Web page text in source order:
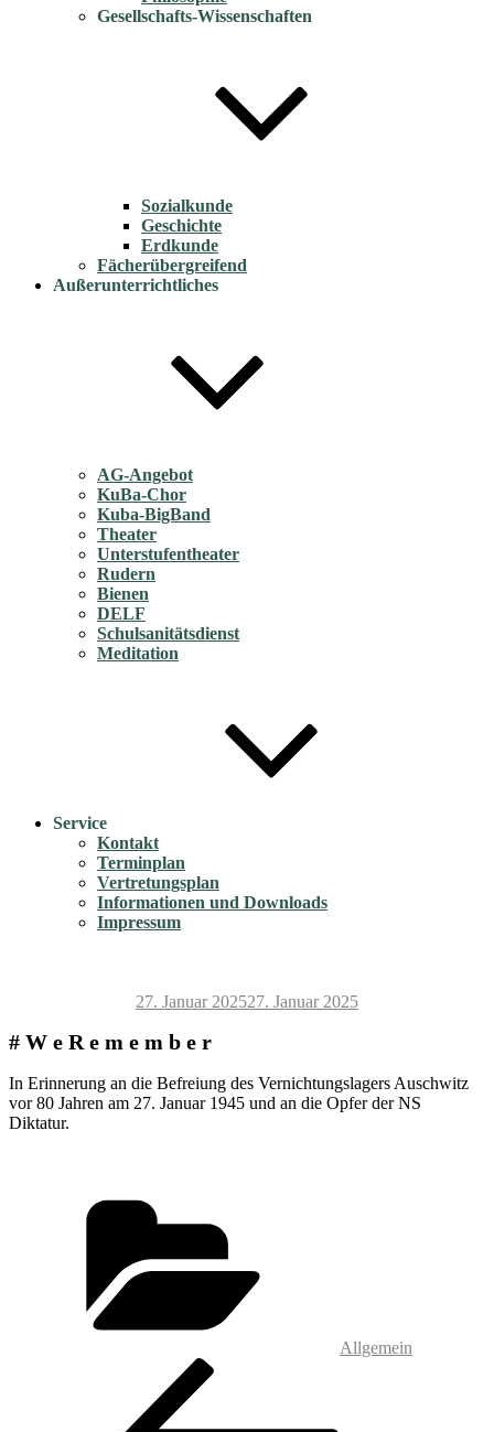
Gesellschafts-Wissenschaften
Sozialkunde
Geschichte
Erdkunde
Fächerübergreifend
Außerunterrichtliches
AG-Angebot
KuBa-Chor
Kuba-BigBand
Theater
Unterstufentheater
Rudern
Bienen
DELF
Schulsanitätsdienst
Meditation
Service
Kontakt
Terminplan
Vertretungsplan
Informationen und Downloads
Impressum
Veröffentlicht
27. Januar 202527. Januar 2025
# W e R e m e m b e r
In Erinnerung an die Befreiung des Vernichtungslagers Auschwitz
vor 80 Jahren am 27. Januar 1945 und an die Opfer der NS
Diktatur.
Allgemein
Beitragsnavigation